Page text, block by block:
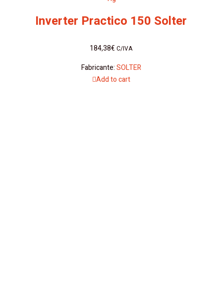
Inverter Practico 150 Solter
184,38€ C/IVA
Fabricante:SOLTER
Add to cart